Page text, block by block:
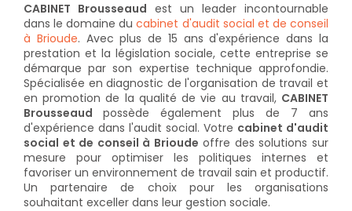
CABINET Brousseaud est un leader incontournable
dans le domaine ducabinet d'audit social et de conseil
à Brioude. Avec plus de 15 ans d'expérience dans la
prestation et la législation sociale, cette entreprise se
démarque par son expertise technique approfondie.
Spécialisée en diagnostic de l'organisation de travail et
en promotion de la qualité de vie au travail, CABINET
Brousseaud possède également plus de 7 ans
d'expérience dans l'audit social. Votre cabinet d'audit
social et de conseil à Brioude offre des solutions sur
mesure pour optimiser les politiques internes et
favoriser un environnement de travail sain et productif.
Un partenaire de choix pour les organisations
souhaitant exceller dans leur gestion sociale.